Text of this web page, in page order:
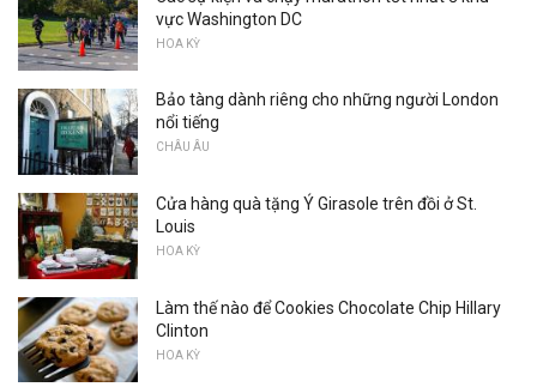
vực Washington DC
HOA KỲ
Bảo tàng dành riêng cho những người London
nổi tiếng
CHÂU ÂU
Cửa hàng quà tặng Ý Girasole trên đồi ở St.
Louis
HOA KỲ
Làm thế nào để Cookies Chocolate Chip Hillary
Clinton
HOA KỲ